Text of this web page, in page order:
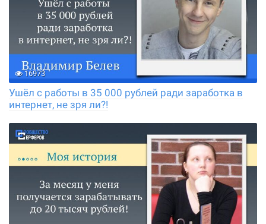
16973
Ушёл с работы в 35 000 рублей ради заработка в
интернет, не зря ли?!